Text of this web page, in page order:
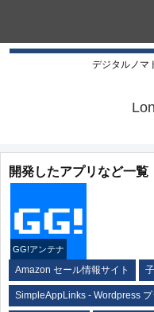
デジタルノマ
開発したアプリなど一覧
GG!アンテナ
Amazon セール情報サイト
SimpleAppLinks - Wordpress プ